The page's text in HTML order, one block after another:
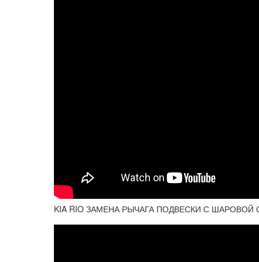
KIA RIO ЗАМЕНА РЫЧАГА ПОДВЕСКИ С ШАРОВОЙ